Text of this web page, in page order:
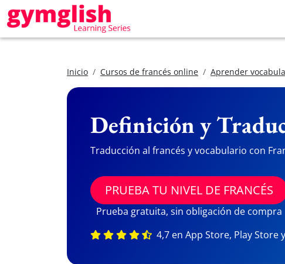
Inicio Cursos de francés online Aprender
Definición y
Traducción al francés y vocabulario con
PRUEBA TU NIVEL DE FRANCÉS
Prueba gratuita, sin obligación de compra
4,7 en App Store, Play